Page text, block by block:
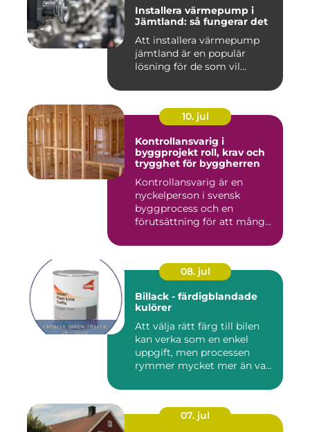
Installera värmepump i
Jämtland: så fungerar det
Att installera värmepump
jämtland är en populär
lösning för de som vil...
10. jul
Kontrollansvarig i
byggprojekt roll, krav och
trygghet för byggherren
Kontrollansvarig är en
nyckelperson i svensk
byggprocess och en
förutsättning för att många
08. jul
Billack - färdigblandade
kulörer
Att välja rätt färg till bilen
kan verka som en enkel
uppgift, men processen
rymmer mycket mer än va...
07. jul